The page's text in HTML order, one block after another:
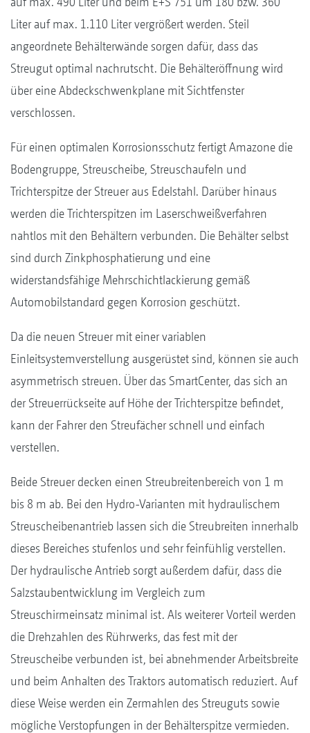
Liter auf max. 1.110 Liter vergrößert werden. Steil
angeordnete Behälterwände sorgen dafür, dass das
Streugut optimal nachrutscht. Die Behälteröffnung wird
über eine Abdeckschwenkplane mit Sichtfenster
verschlossen.
Für einen optimalen Korrosionsschutz fertigt Amazone die
Bodengruppe, Streuscheibe, Streuschaufeln und
Trichterspitze der Streuer aus Edelstahl. Darüber hinaus
werden die Trichterspitzen im Laserschweißverfahren
nahtlos mit den Behältern verbunden. Die Behälter selbst
sind durch Zinkphosphatierung und eine
widerstandsfähige Mehrschichtlackierung gemäß
Automobilstandard gegen Korrosion geschützt.
Da die neuen Streuer mit einer variablen
Einleitsystemverstellung ausgerüstet sind, können sie auch
asymmetrisch streuen. Über das SmartCenter, das sich an
der Streuerrückseite auf Höhe der Trichterspitze befindet,
kann der Fahrer den Streufächer schnell und einfach
verstellen.
Beide Streuer decken einen Streubreitenbereich von 1 m
bis 8 m ab. Bei den Hydro-Varianten mit hydraulischem
Streuscheibenantrieb lassen sich die Streubreiten innerhalb
dieses Bereiches stufenlos und sehr feinfühlig verstellen.
Der hydraulische Antrieb sorgt außerdem dafür, dass die
Salzstaubentwicklung im Vergleich zum
Streuschirmeinsatz minimal ist. Als weiterer Vorteil werden
die Drehzahlen des Rührwerks, das fest mit der
Streuscheibe verbunden ist, bei abnehmender Arbeitsbreite
und beim Anhalten des Traktors automatisch reduziert. Auf
diese Weise werden ein Zermahlen des Streuguts sowie
mögliche Verstopfungen in der Behälterspitze vermieden.